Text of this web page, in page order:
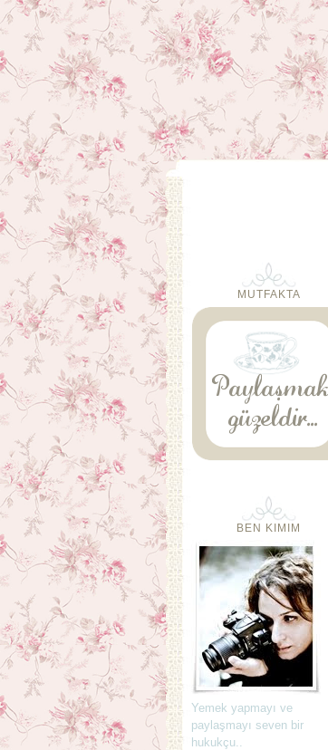
MUTFAKTA
BEN KIMIM
Yemek yapmayı ve
paylaşmayı seven bir
hukukçu..